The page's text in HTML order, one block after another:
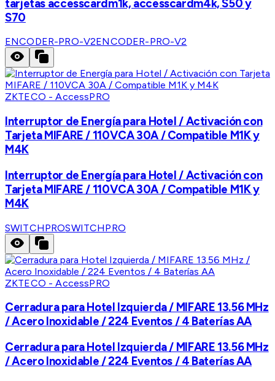
tarjetas accesscardm1k, accesscardm4k, S50 y
S70
ENCODER-PRO-V2ENCODER-PRO-V2
ZKTECO - AccessPRO
Interruptor de Energía para Hotel / Activación con
Tarjeta MIFARE / 110VCA 30A / Compatible M1K y
M4K
Interruptor de Energía para Hotel / Activación con
Tarjeta MIFARE / 110VCA 30A / Compatible M1K y
M4K
SWITCHPROSWITCHPRO
ZKTECO - AccessPRO
Cerradura para Hotel Izquierda / MIFARE 13.56 MHz
/ Acero Inoxidable / 224 Eventos / 4 Baterías AA
Cerradura para Hotel Izquierda / MIFARE 13.56 MHz
/ Acero Inoxidable / 224 Eventos / 4 Baterías AA